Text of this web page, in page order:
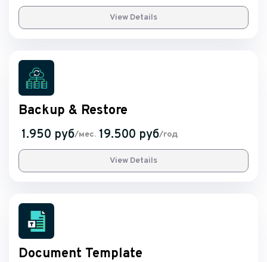
View Details
Backup & Restore
1.950 руб/мес. 19.500 руб/год
View Details
Document Template